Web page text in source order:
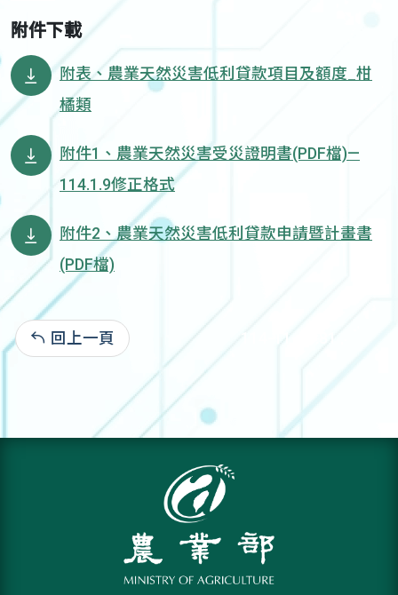
附件下載
附表、農業天然災害低利貸款項目及額度_柑
橘類
附件1、農業天然災害受災證明書(PDF檔)—
114.1.9修正格式
附件2、農業天然災害低利貸款申請暨計畫書
(PDF檔)
回上一頁 114-11-04:81